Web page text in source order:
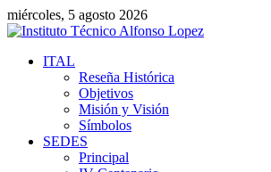
miércoles, 5 agosto 2026
ITAL
Reseña Histórica
Objetivos
Misión y Visión
Símbolos
SEDES
Principal